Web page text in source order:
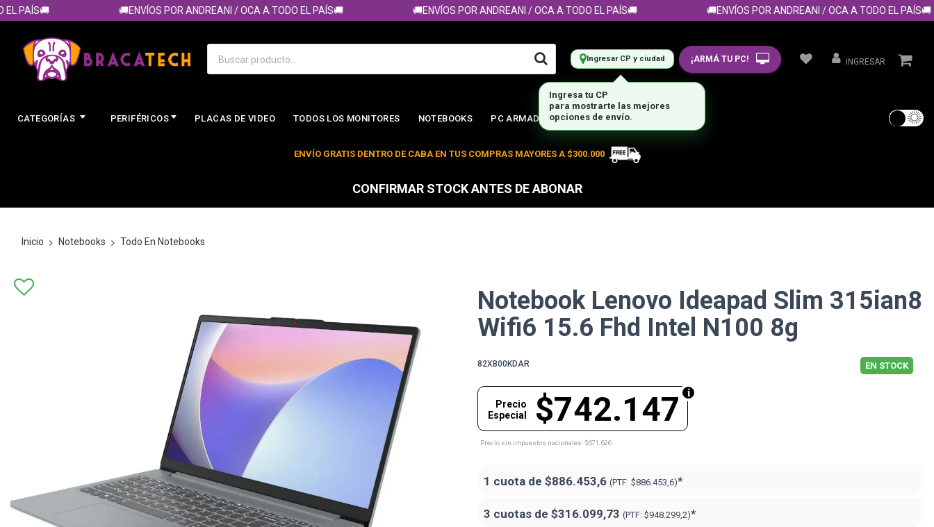
🚚ENVÍOS POR ANDREANI / OCA A TODO EL PAÍS🚚 🚚ENVÍOS POR ANDREANI / OCA A TODO EL PAÍS🚚 🚚ENVÍOS POR ANDREANI / OCA A TODO EL PAÍS🚚
Ingresar CP y ciudad ¡ARMÁ TU PC! INGRESAR
CATEGORÍAS PERIFÉRICOS PLACAS DE VIDEO TODOS LOS MONITORES NOTEBOOKS PC ARMADA
ENVÍO GRATIS DENTRO DE CABA EN TUS COMPRAS MAYORES A $300.000
CONFIRMAR STOCK ANTES DE ABONAR
Inicio Notebooks Todo En Notebooks
Notebook Lenovo Ideapad Slim 315ian8
Wifi6 15.6 Fhd Intel N100 8g
82XB00KDAR EN STOCK
$742.147
Precio
Especial
Precio sin impuestos nacionales: $671.626
1 cuota de $886.453,6 (PTF: $886.453,6)*
3 cuotas de $316.099,73 (PTF: $948.299,2)*
Ingresa tu CP
para mostrarte las mejores
opciones de envío.